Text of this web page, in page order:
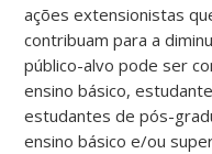
ações extensionistas
contribuam para a
público-alvo pode ser
ensino básico,
estudantes de pós-
ensino básico e/ou